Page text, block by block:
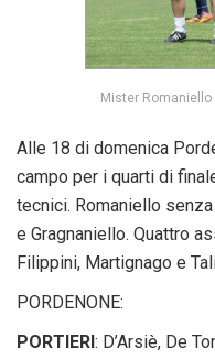
Mister
Alle 18 di domenica
campo per i quarti di
tecnici. Romaniello
e Gragnaniello. Quattro
Filippini, Martignago e
PORDENONE:
PORTIERI: D’Arsiè, De